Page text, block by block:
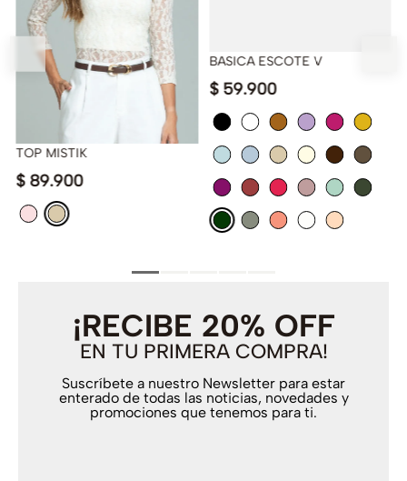
TOP MISTIK
$ 89.900
BASICA ESCOTE V
$ 59.900
¡RECIBE 20% OFF
EN TU PRIMERA COMPRA!
Suscríbete a nuestro Newsletter para estar
enterado de todas las noticias, novedades y
promociones que tenemos para ti.